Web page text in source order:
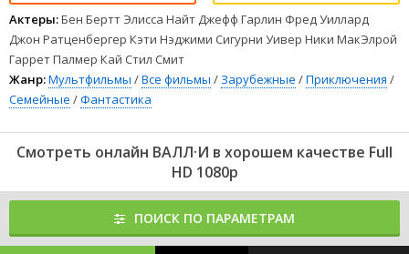
Актеры:Бен Бертт Элисса Найт Джефф Гарлин Фред Уиллард
Джон Ратценбергер Кэти Нэджими Сигурни Уивер Ники МакЭлрой
Гаррет Палмер Кай Стил Смит
Жанр:Мультфильмы /Все фильмы / Зарубежные /Приключения /
Семейные /Фантастика
Смотреть онлайн ВАЛЛ·И в хорошем качестве Full
HD 1080p
ПОИСК ПО ПАРАМЕТРАМ